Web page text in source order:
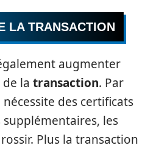
LA TRANSACTION
augmenter
la transaction. Par
des certificats
les
Plus la transaction